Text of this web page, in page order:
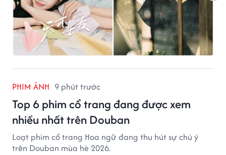
PHIM ẢNH 9 phút trước
Top 6 phim cổ trang đang được xem
nhiều nhất trên Douban
Loạt phim cổ trang Hoa ngữ đang thu hút sự chú ý
trên Douban mùa hè 2026.